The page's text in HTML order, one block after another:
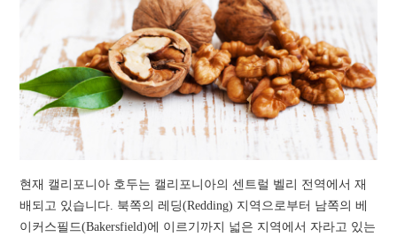
현재 캘리포니아 호두는 캘리포니아의 센트럴 벨리 전역에서 재
배되고 있습니다. 북쪽의 레딩(Redding) 지역으로부터 남쪽의 베
이커스필드(Bakersfield)에 이르기까지 넓은 지역에서 자라고 있는